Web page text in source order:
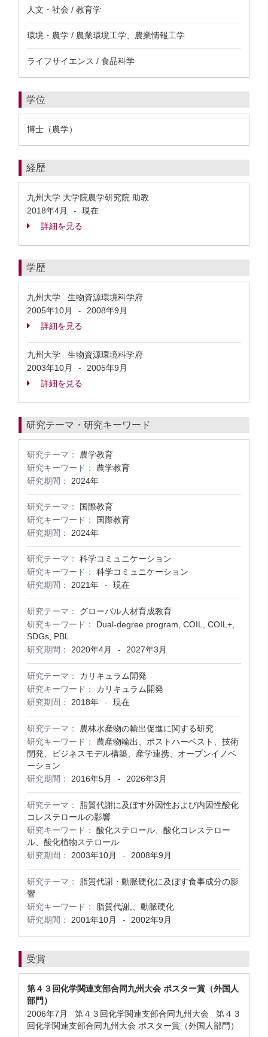
人文・社会 / 教育学
環境・農学 / 農業環境工学、農業情報工学
ライフサイエンス / 食品科学
学位
博士（農学）
経歴
九州大学 大学院農学研究院 助教
2018年4月
-
現在
詳細を見る
学歴
九州大学 生物資源環境科学府
2005年10月
-
2008年9月
詳細を見る
九州大学 生物資源環境科学府
2003年10月
-
2005年9月
詳細を見る
研究テーマ・研究キーワード
研究テーマ：
農学教育
研究キーワード：
農学教育
研究期間：
2024年
研究テーマ：
国際教育
研究キーワード：
国際教育
研究期間：
2024年
研究テーマ：
科学コミュニケーション
研究キーワード：
科学コミュニケーション
研究期間：
2021年 - 現在
研究テーマ：
グローバル人材育成教育
研究キーワード：
Dual-degree program, COIL, COIL+,
SDGs, PBL
研究期間：
2020年4月 - 2027年3月
研究テーマ：
カリキュラム開発
研究キーワード：
カリキュラム開発
研究期間：
2018年 - 現在
研究テーマ：
農林水産物の輸出促進に関する研究
研究キーワード：
農産物輸出、ポストハーベスト、技術
開発、ビジネスモデル構築、産学連携、オープンイノベ
ーション
研究期間：
2016年5月 - 2026年3月
研究テーマ：
脂質代謝に及ぼす外因性および内因性酸化
コレステロールの影響
研究キーワード：
酸化ステロール、酸化コレステロー
ル、酸化植物ステロール
研究期間：
2003年10月 - 2008年9月
研究テーマ：
脂質代謝・動脈硬化に及ぼす食事成分の影
響
研究キーワード：
脂質代謝,、動脈硬化
研究期間：
2001年10月 - 2002年9月
受賞
第４３回化学関連支部合同九州大会 ポスター賞（外国人
部門）
2006年7月 第４３回化学関連支部合同九州大会 第４３
回化学関連支部合同九州大会 ポスター賞（外国人部門）